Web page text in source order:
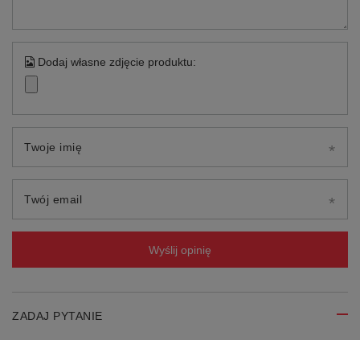
Dodaj własne zdjęcie produktu:
Twoje imię
Twój email
Wyślij opinię
ZADAJ PYTANIE